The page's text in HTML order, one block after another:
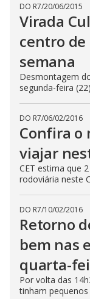
DO R7/20/06/2015
Virada
centro de
semana
Desmontagem
segunda-feira
DO R7/06/02/2016
Confira o
viajar
CET estima que
rodoviária neste
DO R7/10/02/2016
Retorno
bem nas
quarta-
Por volta das
tinham